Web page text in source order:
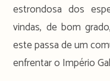
estrondosa dos
vindas, de bom
este passa de um
enfrentar o Império